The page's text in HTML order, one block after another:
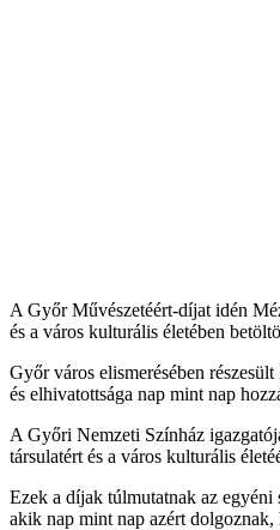
A Győr Művészetéért-díjat idén
és a város kulturális életében
Győr város elismerésében
és elhivatottsága nap mint nap
A Győri Nemzeti Színház
társulatért és a város kulturális
Ezek a díjak túlmutatnak az egyéni
akik nap mint nap azért dolgoznak,